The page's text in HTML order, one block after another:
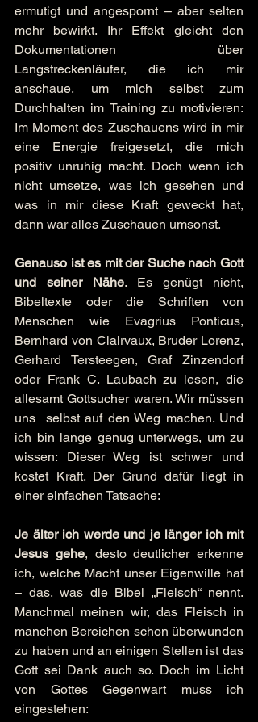
ermutigt und angespornt – aber selten
mehr bewirkt. Ihr Effekt gleicht den
Dokumentationen über
Langstreckenläufer, die ich mir
anschaue, um mich selbst zum
Durchhalten im Training zu motivieren:
Im Moment des Zuschauens wird in mir
eine Energie freigesetzt, die mich
positiv unruhig macht. Doch wenn ich
nicht umsetze, was ich gesehen und
was in mir diese Kraft geweckt hat,
dann war alles Zuschauen umsonst.
Genauso ist es mit der Suche nach Gott
und seiner Nähe. Es genügt nicht,
Bibeltexte oder die Schriften von
Menschen wie Evagrius Ponticus,
Bernhard von Clairvaux, Bruder Lorenz,
Gerhard Tersteegen, Graf Zinzendorf
oder Frank C. Laubach zu lesen, die
allesamt Gottsucher waren. Wir müssen
uns  selbst auf den Weg machen. Und
ich bin lange genug unterwegs, um zu
wissen: Dieser Weg ist schwer und
kostet Kraft. Der Grund dafür liegt in
einer einfachen Tatsache:
Je älter ich werde und je länger ich mit
Jesus gehe, desto deutlicher erkenne
ich, welche Macht unser Eigenwille hat
– das, was die Bibel „Fleisch“ nennt.
Manchmal meinen wir, das Fleisch in
manchen Bereichen schon überwunden
zu haben und an einigen Stellen ist das
Gott sei Dank auch so. Doch im Licht
von Gottes Gegenwart muss ich
eingestehen: